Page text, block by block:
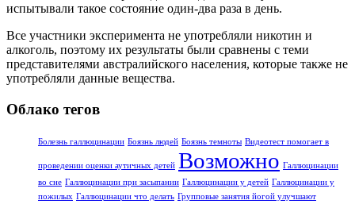
испытывали такое состояние один-два раза в день.
Все участники эксперимента не употребляли никотин и
алкоголь, поэтому их результаты были сравнены с теми
представителями австралийского населения, которые также не
употребляли данные вещества.
Облако тегов
Болезнь галлюцинации Боязнь людей Боязнь темноты Видеотест помогает в
проведении оценки аутичных детей Возможно Галлюцинации
во сне Галлюцинации при засыпании Галлюцинации у детей Галлюцинации у
пожилых Галлюцинации что делать Групповые занятия йогой улучшают